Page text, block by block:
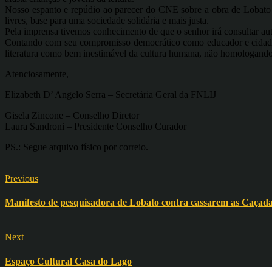
Nosso espanto e repúdio ao parecer do CNE sobre a obra de
livres, base para uma sociedade solidária e mais justa.
Pela imprensa tivemos conhecimento de que o senhor irá consultar
Contando com seu compromisso democrático como educador e
literatura como bem inestimável da cultura humana, não
Atenciosamente,
Elizabeth D’ Angelo Serra – Secretária Geral da FNLIJ
Gisela Zincone – Conselho Diretor
Laura Sandroni – Presidente Conselho Curador
PS.: Segue arquivo físico por correio.
Previous
Manifesto de pesquisadora de Lobato contra cassarem as
Next
Espaço Cultural Casa do Lago